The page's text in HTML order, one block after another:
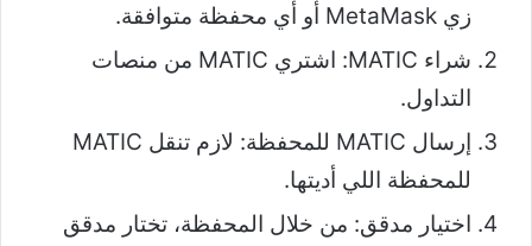
زي MetaMask أو أي محفظة متوافقة.
شراء MATIC: اشتري MATIC من منصات
التداول.
إرسال MATIC للمحفظة: لازم تنقل MATIC
للمحفظة اللي أديتها.
اختيار مدقق: من خلال المحفظة، تختار مدقق